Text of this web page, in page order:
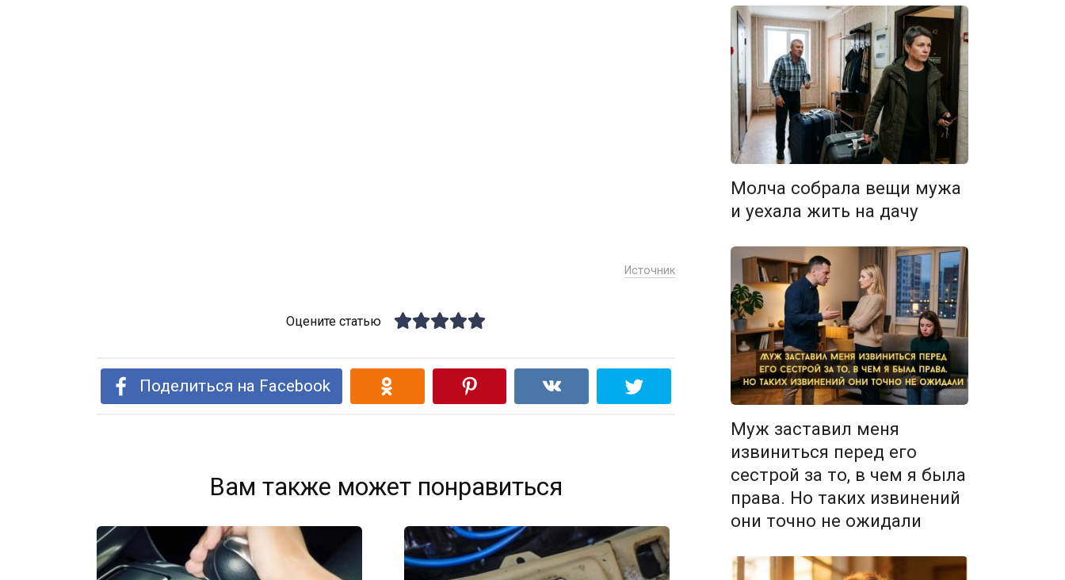
Источник
Оцените статью
Поделиться на Facebook
Вам также может понравиться
Молча собрала вещи мужа
и уехала жить на дачу
Муж заставил меня
извиниться перед его
сестрой за то, в чем я была
права. Но таких извинений
они точно не ожидали